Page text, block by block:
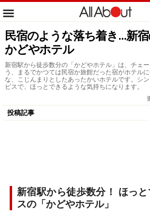
民宿のような落ち着き…新宿
かどやホテル
新宿駅から徒歩数分の「かどやホテル」は、チェ
う、まるでかつては民宿か旅館だった宿がホテル
な、こじんまりとしたあったかいホテルです。シ
ビスで、ほっとできるような気持ちになります。
投稿記事
新宿駅から徒歩数分！ ほっ
スの「かどやホテル」